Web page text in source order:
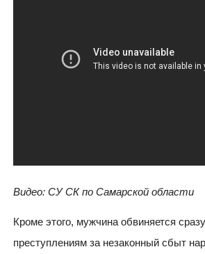
Видео: CУ СК по Самарской области
Кроме этого, мужчина обвиняется
преступлениям за незаконный сбыт